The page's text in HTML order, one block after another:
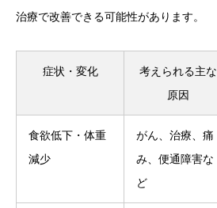
治療で改善できる可能性があります。
症状・変化
考えられる主な
原因
食欲低下・体重
減少
がん、治療、痛
み、便通障害な
ど